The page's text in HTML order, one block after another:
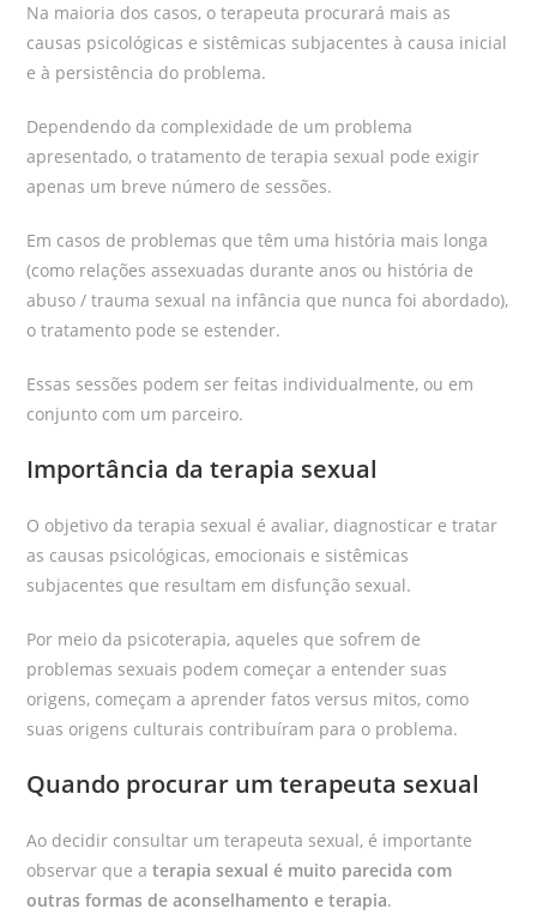
Na maioria dos casos, o terapeuta procurará mais as
causas psicológicas e sistêmicas subjacentes à causa inicial
e à persistência do problema.
Dependendo da complexidade de um problema
apresentado, o tratamento de terapia sexual pode exigir
apenas um breve número de sessões.
Em casos de problemas que têm uma história mais longa
(como relações assexuadas durante anos ou história de
abuso / trauma sexual na infância que nunca foi abordado),
o tratamento pode se estender.
Essas sessões podem ser feitas individualmente, ou em
conjunto com um parceiro.
Importância da terapia sexual
O objetivo da terapia sexual é avaliar, diagnosticar e tratar
as causas psicológicas, emocionais e sistêmicas
subjacentes que resultam em disfunção sexual.
Por meio da psicoterapia, aqueles que sofrem de
problemas sexuais podem começar a entender suas
origens, começam a aprender fatos versus mitos, como
suas origens culturais contribuíram para o problema.
Quando procurar um terapeuta sexual
Ao decidir consultar um terapeuta sexual, é importante
observar que aterapia sexual é muito parecida com
outras formas de aconselhamento e terapia.